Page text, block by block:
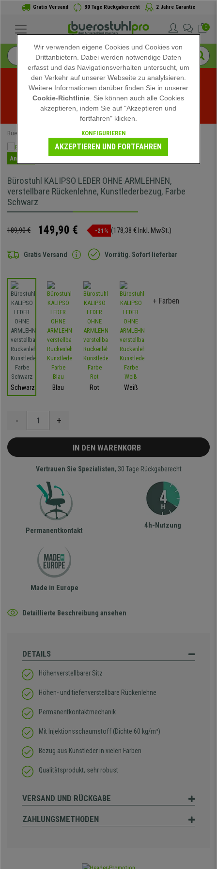
Gratis Versand 30 Tage Rückgaberecht 2 Jahre Garantie
0
Sommerschlussverkauf bei buerostuhlpro! Exklusive
Rabatte für kurze Zeit - Aktion ansehen -
Buerostuhlpro Bürodrehstühle
Angebot
Bürostuhl KALIPSO LEDER OHNE ARMLEHNEN,
verstellbare Rückenlehne, Kunstlederbezug, Farbe
Schwarz
189,90 € 149,90 € -21% (178,38 € Inkl. MwSt.)
Gratis Versand Vorrätig. Sofort lieferbar
Schwarz Blau Rot Weiß
+ Farben
- +
IN DEN WARENKORB
Vertrauen Sie Spezialisten, 30 Tage Rückgaberecht
Permanentkontakt
4h-Nutzung
Made in Europe
Detaillierte Beschreibung ansehen
DETAILS
Höhenverstellbarer Sitz
Höhen- und tiefenverstellbare Rückenlehne
Permanentkontaktmechanik
Mit Injektionsschaumstoff (Dichte 60 kg/m³)
Bezug aus Kunstleder in vielen Farben
Qualitätsprodukt, sehr robust
VERSAND UND RÜCKGABE
ZAHLUNGSMETHODEN
Wir verwenden eigene Cookies und Cookies von
Drittanbietern. Dabei werden notwendige Daten
erfasst und das Navigationsverhalten untersucht, um
den Verkehr auf unserer Webseite zu analylsieren.
Weitere Informationen darüber finden Sie in unserer
Cookie-Richtlinie . Sie können auch alle Cookies
akzeptieren, indem Sie auf "Akzeptieren und
fortfahren" klicken.
KONFIGURIEREN
AKZEPTIEREN UND FORTFAHREN